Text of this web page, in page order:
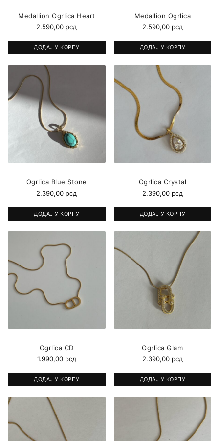
Medallion Ogrlica Heart
2.590,00 рсд
ДОДАЈ У КОРПУ
Medallion Ogrlica
2.590,00 рсд
ДОДАЈ У КОРПУ
Ogrlica Blue Stone
2.390,00 рсд
ДОДАЈ У КОРПУ
Ogrlica Crystal
2.390,00 рсд
ДОДАЈ У КОРПУ
Ogrlica CD
1.990,00 рсд
ДОДАЈ У КОРПУ
Ogrlica Glam
2.390,00 рсд
ДОДАЈ У КОРПУ